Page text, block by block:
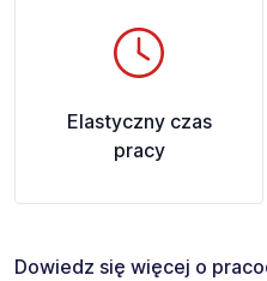
Elastyczny czas
pracy
Dowiedz się więcej o